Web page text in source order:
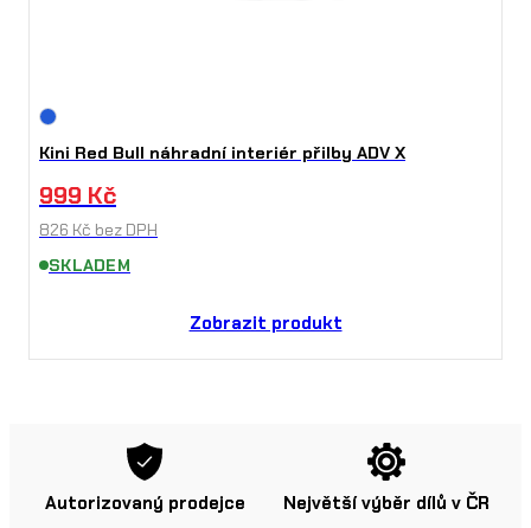
Kini Red Bull náhradní interiér přilby ADV X
999 Kč
826 Kč bez DPH
SKLADEM
Zobrazit produkt
Autorizovaný prodejce Největší výběr dílů v ČR